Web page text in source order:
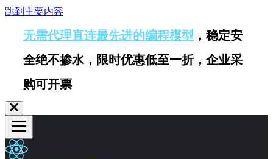
跳到主要内容
无需代理直连最先进的编程模型 ，稳定安
全绝不掺水，限时优惠低至一折，企业采
购可开票